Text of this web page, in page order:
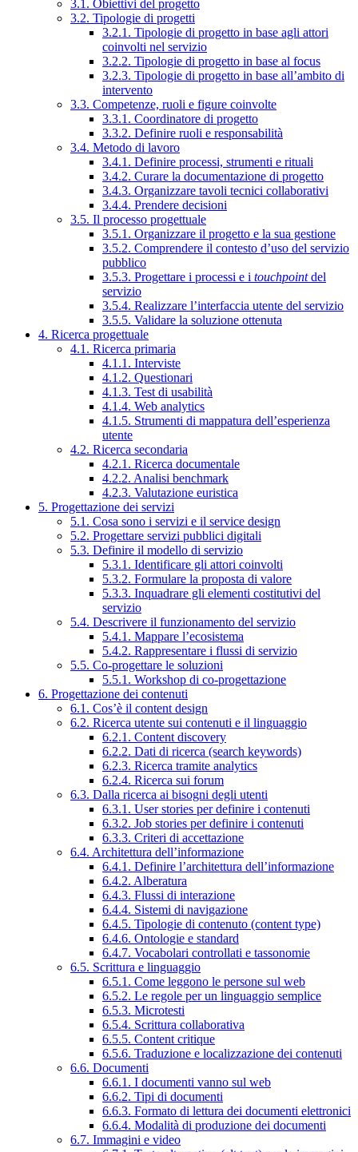
3.1. Obiettivi del progetto
3.2. Tipologie di progetti
3.2.1. Tipologie di progetto in base agli attori
coinvolti nel servizio
3.2.2. Tipologie di progetto in base al focus
3.2.3. Tipologie di progetto in base all’ambito di
intervento
3.3. Competenze, ruoli e figure coinvolte
3.3.1. Coordinatore di progetto
3.3.2. Definire ruoli e responsabilità
3.4. Metodo di lavoro
3.4.1. Definire processi, strumenti e rituali
3.4.2. Curare la documentazione di progetto
3.4.3. Organizzare tavoli tecnici collaborativi
3.4.4. Prendere decisioni
3.5. Il processo progettuale
3.5.1. Organizzare il progetto e la sua gestione
3.5.2. Comprendere il contesto d’uso del servizio
pubblico
3.5.3. Progettare i processi e i touchpointdel
servizio
3.5.4. Realizzare l’interfaccia utente del servizio
3.5.5. Validare la soluzione ottenuta
4. Ricerca progettuale
4.1. Ricerca primaria
4.1.1. Interviste
4.1.2. Questionari
4.1.3. Test di usabilità
4.1.4. Web analytics
4.1.5. Strumenti di mappatura dell’esperienza
utente
4.2. Ricerca secondaria
4.2.1. Ricerca documentale
4.2.2. Analisi benchmark
4.2.3. Valutazione euristica
5. Progettazione dei servizi
5.1. Cosa sono i servizi e il service design
5.2. Progettare servizi pubblici digitali
5.3. Definire il modello di servizio
5.3.1. Identificare gli attori coinvolti
5.3.2. Formulare la proposta di valore
5.3.3. Inquadrare gli elementi costitutivi del
servizio
5.4. Descrivere il funzionamento del servizio
5.4.1. Mappare l’ecosistema
5.4.2. Rappresentare i flussi di servizio
5.5. Co-progettare le soluzioni
5.5.1. Workshop di co-progettazione
6. Progettazione dei contenuti
6.1. Cos’è il content design
6.2. Ricerca utente sui contenuti e il linguaggio
6.2.1. Content discovery
6.2.2. Dati di ricerca (search keywords)
6.2.3. Ricerca tramite analytics
6.2.4. Ricerca sui forum
6.3. Dalla ricerca ai bisogni degli utenti
6.3.1. User stories per definire i contenuti
6.3.2. Job stories per definire i contenuti
6.3.3. Criteri di accettazione
6.4. Architettura dell’informazione
6.4.1. Definire l’architettura dell’informazione
6.4.2. Alberatura
6.4.3. Flussi di interazione
6.4.4. Sistemi di navigazione
6.4.5. Tipologie di contenuto (content type)
6.4.6. Ontologie e standard
6.4.7. Vocabolari controllati e tassonomie
6.5. Scrittura e linguaggio
6.5.1. Come leggono le persone sul web
6.5.2. Le regole per un linguaggio semplice
6.5.3. Microtesti
6.5.4. Scrittura collaborativa
6.5.5. Content critique
6.5.6. Traduzione e localizzazione dei contenuti
6.6. Documenti
6.6.1. I documenti vanno sul web
6.6.2. Tipi di documenti
6.6.3. Formato di lettura dei documenti elettronici
6.6.4. Modalità di produzione dei documenti
6.7. Immagini e video